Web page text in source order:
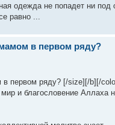
одежда не попадет ни под
равно ...
в первом ряду?
в первом ряду? [/size][/b][/
и благословение